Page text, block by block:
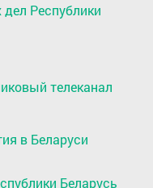
Республики
телеканал
в Беларуси
Беларусь